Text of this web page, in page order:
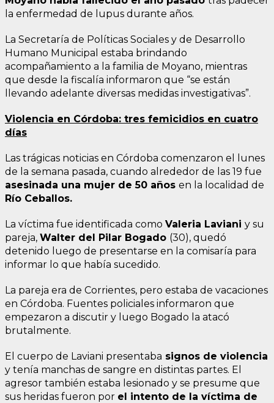
la enfermedad de lupus durante años.
La Secretaría de Políticas Sociales y de Desarrollo
Humano Municipal estaba brindando
acompañamiento a la familia de Moyano, mientras
que desde la fiscalía informaron que “se están
llevando adelante diversas medidas investigativas”.
Violencia en Córdoba: tres femicidios en cuatro
días
Las trágicas noticias en Córdoba comenzaron el lunes
de la semana pasada, cuando alrededor de las 19 fue
asesinada una mujer de 50 años en la localidad de
Río Ceballos.
La víctima fue identificada como Valeria Laviani y su
pareja, Walter del Pilar Bogado (30), quedó
detenido luego de presentarse en la comisaría para
informar lo que había sucedido.
La pareja era de Corrientes, pero estaba de vacaciones
en Córdoba. Fuentes policiales informaron que
empezaron a discutir y luego Bogado la atacó
brutalmente.
El cuerpo de Laviani presentaba signos de violencia
y tenía manchas de sangre en distintas partes. El
agresor también estaba lesionado y se presume que
sus heridas fueron por el intento de la víctima de